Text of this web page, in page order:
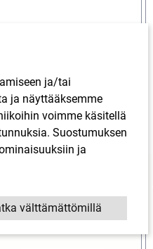
13,91€ SIS. ALV
ja/tai
ja näyttääksemme
voimme käsitellä
Suostumuksen
ja
välttämättömillä